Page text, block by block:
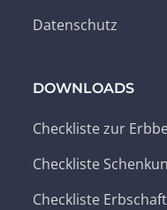
Datenschutz
DOWNLOADS
Checkliste zur
Checkliste
Checkliste